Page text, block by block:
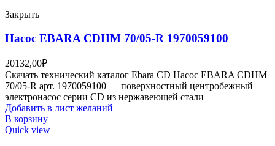
Закрыть
Насос EBARA CDHM 70/05-R 1970059100
20132,00₽
Скачать технический каталог Ebara CD Насос EBARA CDHM
70/05-R арт. 1970059100 — поверхностный центробежный
электронасос серии CD из нержавеющей стали
Добавить в лист желаний
В корзину
Quick view